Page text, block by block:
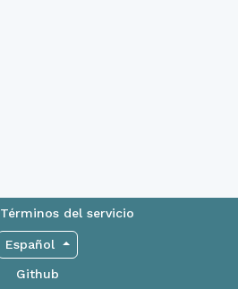
Términos del servicio
Español
Github